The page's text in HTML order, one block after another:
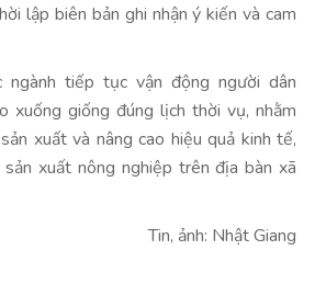
lập biên bản ghi nhận ý kiến và cam
ngành tiếp tục vận động người dân
xuống giống đúng lịch thời vụ, nhằm
xuất và nâng cao hiệu quả kinh tế,
xuất nông nghiệp trên địa bàn xã
Tin, ảnh: Nhật Giang